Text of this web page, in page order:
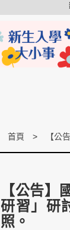
首頁
【公告
研習」研
照。